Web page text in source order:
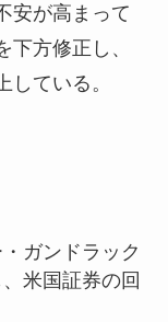
安が高まって
方修正し、
ている。
ガンドラック
米国証券の回